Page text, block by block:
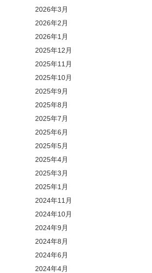
2026年3月
2026年2月
2026年1月
2025年12月
2025年11月
2025年10月
2025年9月
2025年8月
2025年7月
2025年6月
2025年5月
2025年4月
2025年3月
2025年1月
2024年11月
2024年10月
2024年9月
2024年8月
2024年6月
2024年4月